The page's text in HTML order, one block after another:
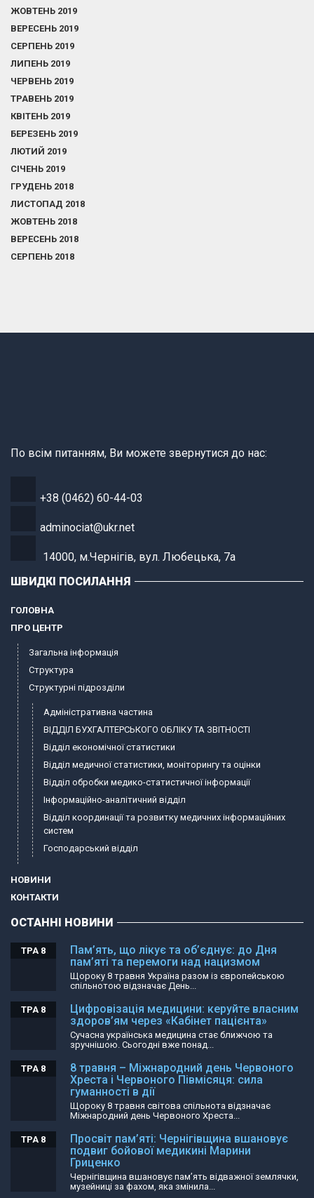
ЖОВТЕНЬ 2019
ВЕРЕСЕНЬ 2019
СЕРПЕНЬ 2019
ЛИПЕНЬ 2019
ЧЕРВЕНЬ 2019
ТРАВЕНЬ 2019
КВІТЕНЬ 2019
БЕРЕЗЕНЬ 2019
ЛЮТИЙ 2019
СІЧЕНЬ 2019
ГРУДЕНЬ 2018
ЛИСТОПАД 2018
ЖОВТЕНЬ 2018
ВЕРЕСЕНЬ 2018
СЕРПЕНЬ 2018
По всім питанням, Ви можете звернутися до нас:
+38 (0462) 60-44-03
adminociat@ukr.net
14000, м.Чернігів, вул. Любецька, 7а
ШВИДКІ ПОСИЛАННЯ
ГОЛОВНА
ПРО ЦЕНТР
Загальна інформація
Структура
Структурні підрозділи
Адміністративна частина
ВІДДІЛ БУХГАЛТЕРСЬКОГО ОБЛІКУ ТА ЗВІТНОСТІ
Відділ економічної статистики
Відділ медичної статистики, моніторингу та оцінки
Відділ обробки медико-статистичної інформації
Інформаційно-аналітичний відділ
Відділ координації та розвитку медичних інформаційних
систем
Господарський відділ
НОВИНИ
КОНТАКТИ
ОСТАННІ НОВИНИ
Пам’ять, що лікує та об’єднує: до Дня
пам’яті та перемоги над нацизмом
ТРА 8
Щороку 8 травня Україна разом із європейською
спільнотою відзначає День...
Цифровізація медицини: керуйте власним
здоров’ям через «Кабінет пацієнта»
ТРА 8
Сучасна українська медицина стає ближчою та
зручнішою. Сьогодні вже понад...
8 травня – Міжнародний день Червоного
Хреста і Червоного Півмісяця: сила
гуманності в дії
ТРА 8
Щороку 8 травня світова спільнота відзначає
Міжнародний день Червоного Хреста...
Просвіт пам’яті: Чернігівщина вшановує
подвиг бойової медикині Марини
Гриценко
ТРА 8
Чернігівщина вшановує пам’ять відважної землячки,
музейниці за фахом, яка змінила...